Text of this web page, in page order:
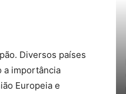
Diversos países
a importância
Europeia e